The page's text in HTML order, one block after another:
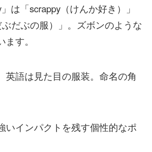
は「scrappy（けんか好き）」
ぶだぶの服）」。ズボンのような
す。
英語は見た目の服装。命名の角
いインパクトを残す個性的なポ